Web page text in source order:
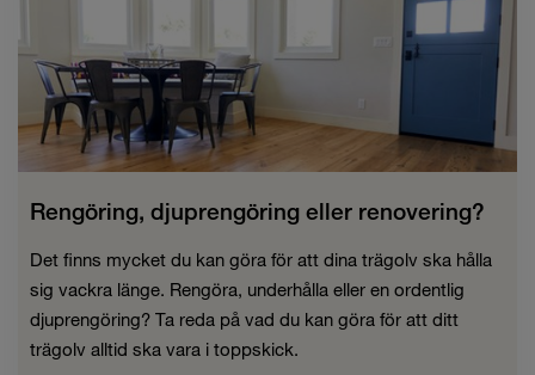
Rengöring, djuprengöring eller renovering?
Det finns mycket du kan göra för att dina trägolv ska hålla
sig vackra länge. Rengöra, underhålla eller en ordentlig
djuprengöring? Ta reda på vad du kan göra för att ditt
trägolv alltid ska vara i toppskick.